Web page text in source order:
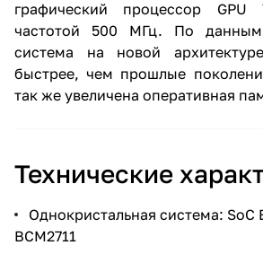
графический процессор
частотой 500 МГц. По данным
система на новой
быстрее, чем прошлые
так же увеличена оперативная
Технические
Однокристальная система: SoC
BCM2711